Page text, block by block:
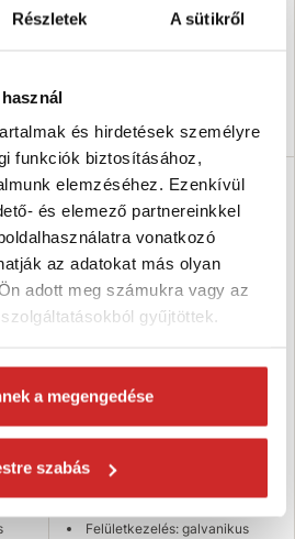
Részletek A sütikről
és hirdetések személyre
funkciók biztosításához,
elemzéséhez. Ezenkívül
és elemező partnereinkkel
vonatkozó
az adatokat más olyan
adott meg számukra vagy az
gyűjtöttek.
a megengedése
szabás
Felületkezelés: galvanikus
80x120x75mm
1 173 Ft
Felületkezelés: galvanikus